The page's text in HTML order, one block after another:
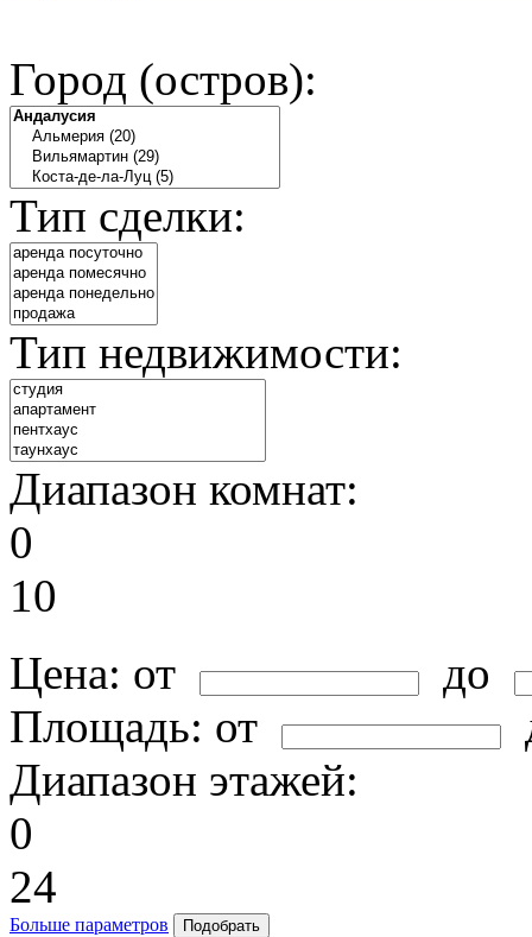
Город (остров):
Тип сделки:
Тип недвижимости:
Диапазон комнат:
0
10
Цена: от
до
Площадь: от
Диапазон этажей:
0
24
Больше параметров